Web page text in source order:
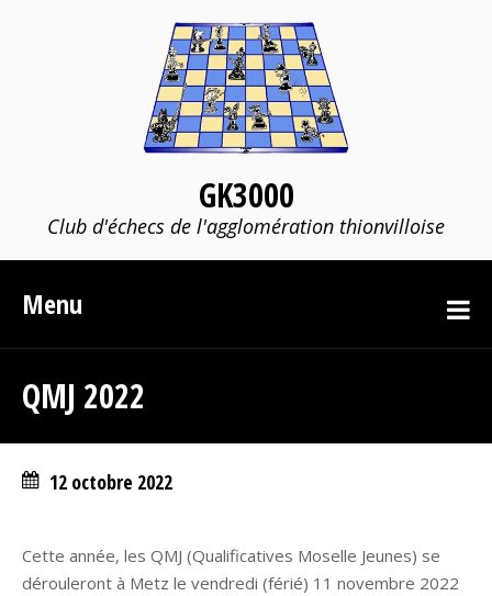
GK3000
Club d'échecs de l'agglomération thionvilloise
Menu
QMJ 2022
12 octobre 2022
Cette année, les QMJ (Qualificatives Moselle Jeunes) se
dérouleront à Metz le vendredi (férié) 11 novembre 2022